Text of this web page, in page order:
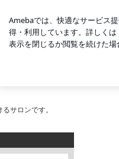
なしで1380円だった医療費
サロンです。